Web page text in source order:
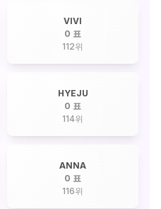
VIVI
0 표
112위
HYEJU
0 표
114위
ANNA
0 표
116위